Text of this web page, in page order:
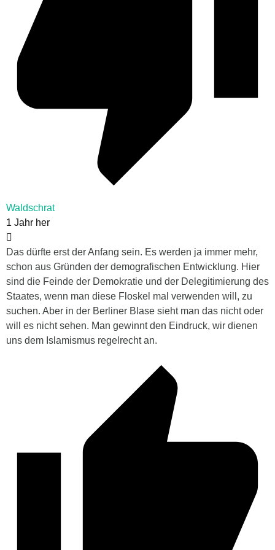
Waldschrat
1 Jahr her
Das dürfte erst der Anfang sein. Es werden ja immer mehr,
schon aus Gründen der demografischen Entwicklung. Hier
sind die Feinde der Demokratie und der Delegitimierung des
Staates, wenn man diese Floskel mal verwenden will, zu
suchen. Aber in der Berliner Blase sieht man das nicht oder
will es nicht sehen. Man gewinnt den Eindruck, wir dienen
uns dem Islamismus regelrecht an.